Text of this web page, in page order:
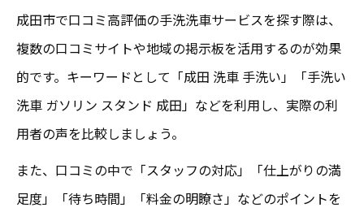
由
高評価口コミで分かる成田市おすすめ手洗
洗車
成田市の手洗洗車が口コミで支持される背
景
口コミを活かした成田市手洗洗車サービス
活用法
成田市で口コミ高評価の手洗洗車サービスを探す際は、
複数の口コミサイトや地域の掲示板を活用するのが効果
的です。キーワードとして「成田 洗車 手洗い」「手洗い
洗車 ガソリン スタンド 成田」などを利用し、実際の利
用者の声を比較しましょう。
また、口コミの中で「スタッフの対応」「仕上がりの満
足度」「待ち時間」「料金の明瞭さ」などのポイントを